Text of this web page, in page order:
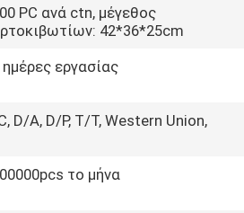
PC ανά ctn, μέγεθος
42*36*25cm
ημέρες εργασίας
D/A, D/P, T/T, Western Union,
το μήνα